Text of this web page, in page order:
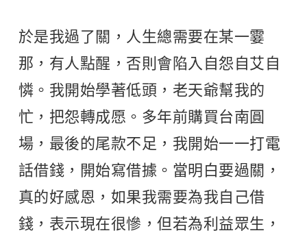
於是我過了關，人生總需要在某一霎
那，有人點醒，否則會陷入自怨自艾自
憐。我開始學著低頭，老天爺幫我的
忙，把怨轉成愿。多年前購買台南圓
場，最後的尾款不足，我開始一一打電
話借錢，開始寫借據。當明白要過關，
真的好感恩，如果我需要為我自己借
錢，表示現在很慘，但若為利益眾生，